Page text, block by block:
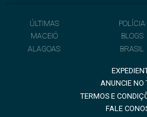
ÚLTIMAS
MACEIÓ
ALAGOAS
POLÍCIA
BLOGS
BRASIL
ANUNCIE NO
TERMOS E
FALE